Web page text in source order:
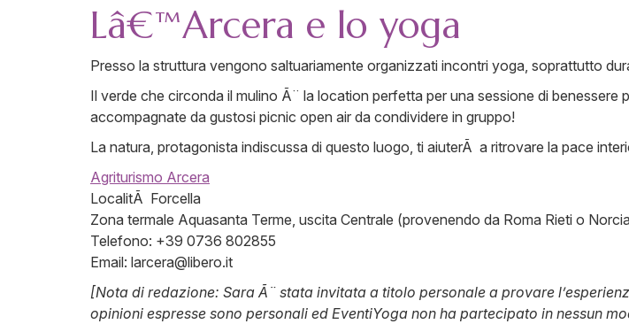
Lâ€™Arcera e lo yoga
Presso la struttura vengono saltuariamente organizzati incontri yoga, soprattutto
Il verde che circonda il mulino Ã¨ la location perfetta per una sessione di
accompagnate da gustosi picnic open air da condividere in gruppo!
La natura, protagonista indiscussa di questo luogo, ti aiuterÃ a ritrovare la pace
Agriturismo Arcera
LocalitÃ Forcella
Zona termale Aquasanta Terme, uscita Centrale (provenendo da Roma Rieti o
Telefono: +39 0736 802855
Email: larcera@libero.it
[Nota di redazione: Sara Ã¨ stata invitata a titolo personale a provare
opinioni espresse sono personali ed EventiYoga non ha partecipato in nessun